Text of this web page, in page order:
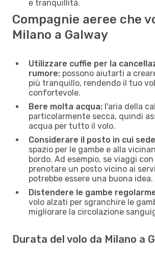
e tranquillità.
Compagnie aeree che
Milano a Galway
Utilizzare cuffie per la
rumore: possono aiutarti a
più tranquillo, rendendo il tuo
confortevole.
Bere molta acqua: l'aria della
particolarmente secca, quindi
acqua per tutto il volo.
Considerare il posto in cui
spazio per le gambe e alla
bordo. Ad esempio, se viaggi
prenotare un posto vicino ai
potrebbe essere una buona idea.
Distendere le gambe
volo alzati per sgranchire le
migliorare la circolazione
Durata del volo da Milano a